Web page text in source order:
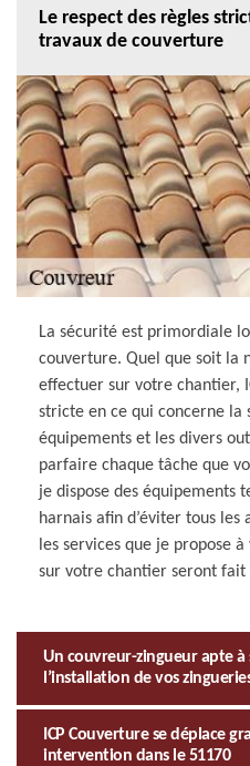
Le respect des règles
travaux de couverture
La sécurité est primordiale
couverture. Quel que soit la
effectuer sur votre chantier,
stricte en ce qui concerne
équipements et les divers
parfaire chaque tâche que
je dispose des équipements
harnais afin d’éviter tous
les services que je propose
sur votre chantier seront fait
Un couvreur-zingueur apte à
l’installation de vos
ICP Couverture se déplace
intervention dans le 51170